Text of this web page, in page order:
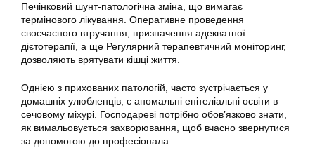
Печінковий шунт-патологічна зміна, що вимагає
термінового лікування. Оперативне проведення
своєчасного втручання, призначення адекватної
дієтотерапії, а ще Регулярний терапевтичний моніторинг,
дозволяють врятувати кішці життя.
Однією з прихованих патологій, часто зустрічається у
домашніх улюбленців, є аномальні епітеліальні освіти в
сечовому міхурі. Господареві потрібно обов’язково знати,
як вимальовується захворювання, щоб вчасно звернутися
за допомогою до професіонала.